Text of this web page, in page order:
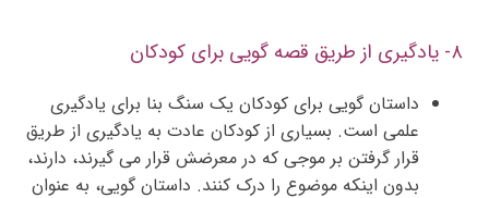
۸- یادگیری از طریق قصه‌ گویی برای کودکان
داستان گویی برای کودکان یک سنگ بنا برای یادگیری
علمی است. بسیاری از کودکان عادت به یادگیری از طریق
قرار گرفتن بر موجی که در معرضش قرار می گیرند، دارند،
بدون اینکه موضوع را درک کنند. داستان گویی، به عنوان